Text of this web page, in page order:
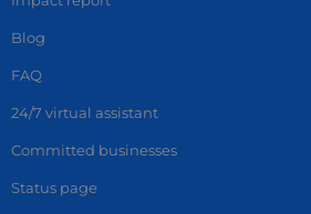
Blog
FAQ
24/7 virtual assistant
Committed businesses
Status page